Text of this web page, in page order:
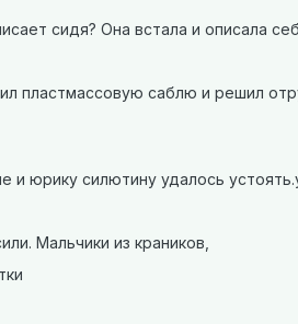
сидя? Она встала и описала
пластмассовую саблю и решил
и юрику силютину удалось
Мальчики из краников,